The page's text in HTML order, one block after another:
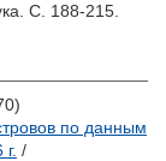
С. 188-215.
по данным
/